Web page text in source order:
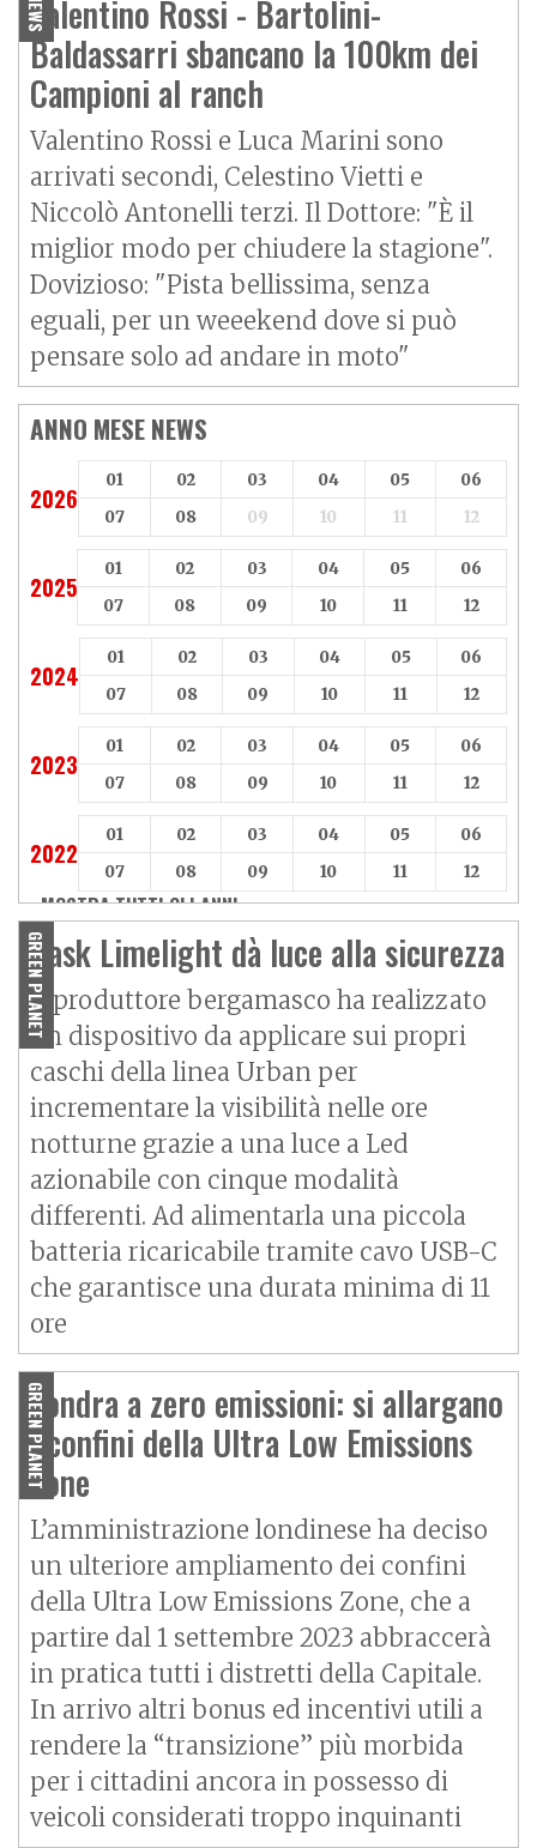
NEWS
Valentino Rossi - Bartolini-
Baldassarri sbancano la 100km dei
Campioni al ranch
Valentino Rossi e Luca Marini sono
arrivati secondi, Celestino Vietti e
Niccolò Antonelli terzi. Il Dottore: "È il
miglior modo per chiudere la stagione".
Dovizioso: "Pista bellissima, senza
eguali, per un weeekend dove si può
pensare solo ad andare in moto"
ANNO MESE NEWS
2026
01 02 03 04 05
06
07
08 09 10 11 12
2025
01 02 03 04 05
06
07
08 09 10 11 12
2024
01 02 03 04 05
06
07
08 09 10 11 12
2023
01 02 03 04 05
06
07
08 09 10 11 12
2022
01 02 03 04 05
06
07
08 09 10 11 12
MOSTRA TUTTI GLI ANNI »
GREEN PLANET
Kask Limelight dà luce alla sicurezza
Il produttore bergamasco ha realizzato
un dispositivo da applicare sui propri
caschi della linea Urban per
incrementare la visibilità nelle ore
notturne grazie a una luce a Led
azionabile con cinque modalità
differenti. Ad alimentarla una piccola
batteria ricaricabile tramite cavo USB-C
che garantisce una durata minima di 11
ore
GREEN PLANET
Londra a zero emissioni: si allargano
i confini della Ultra Low Emissions
Zone
L’amministrazione londinese ha deciso
un ulteriore ampliamento dei confini
della Ultra Low Emissions Zone, che a
partire dal 1 settembre 2023 abbraccerà
in pratica tutti i distretti della Capitale.
In arrivo altri bonus ed incentivi utili a
rendere la “transizione” più morbida
per i cittadini ancora in possesso di
veicoli considerati troppo inquinanti